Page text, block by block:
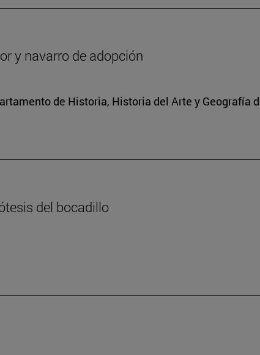
y navarro de adopción
de Historia, Historia del Arte y Geografía
del bocadillo